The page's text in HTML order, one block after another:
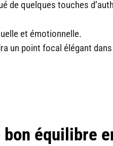
de quelques touches
et émotionnelle.
un point focal élégant
équilibre